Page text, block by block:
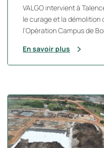
VALGO intervient à
le curage et la démolition
l’Opération Campus de
En savoir plus